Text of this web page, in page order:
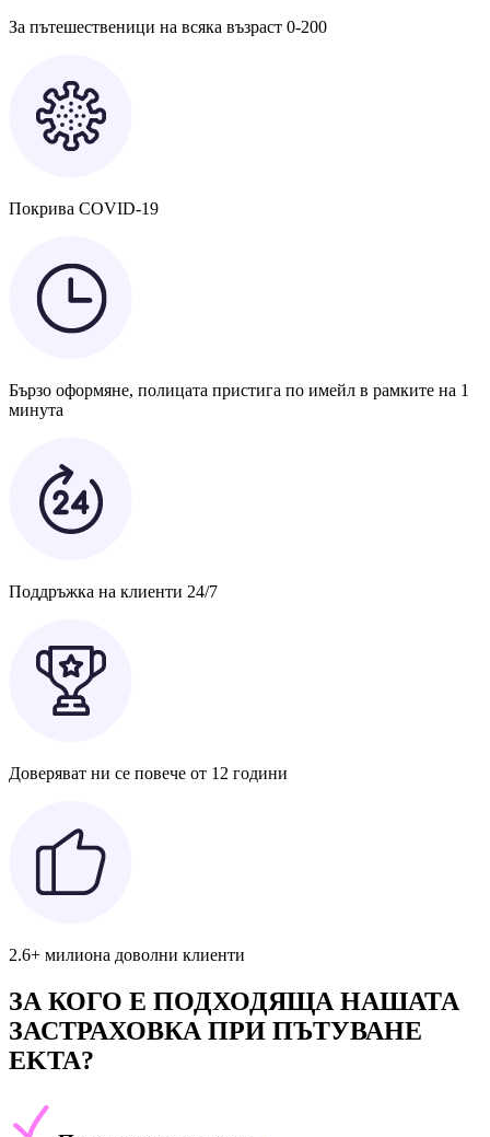
За пътешественици на всяка възраст 0-200
Покрива COVID-19
Бързо оформяне, полицата пристига по имейл в рамките на 1
минута
Поддръжка на клиенти 24/7
Доверяват ни се повече от 12 години
2.6+ милиона доволни клиенти
ЗА КОГО Е ПОДХОДЯЩА НАШАТА
ЗАСТРАХОВКА ПРИ ПЪТУВАНЕ
EKTA?